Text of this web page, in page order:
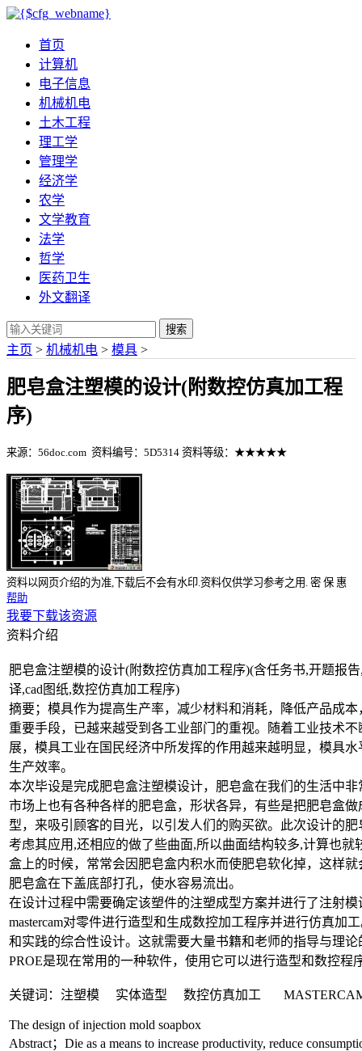
首页
计算机
电子信息
机械机电
土木工程
理工学
管理学
经济学
农学
文学教育
法学
哲学
医药卫生
外文翻译
搜索
主页 > 机械机电 > 模具 >
肥皂盒注塑模的设计(附数控仿真加工程
序)
来源：56doc.com 资料编号：5D5314 资料等级：★★★★★
资料以网页介绍的为准,下载后不会有水印.资料仅供学习参考之用. 密 保 惠
帮助
我要下载该资源
资料介绍
肥皂盒注塑模的设计(附数控仿真加工程序)(含任务书,开题报
译,cad图纸,数控仿真加工程序)
摘要；模具作为提高生产率，减少材料和消耗，降低产品成
重要手段，已越来越受到各工业部门的重视。随着工业技术
展，模具工业在国民经济中所发挥的作用越来越明显，模具
生产效率。
本次毕设是完成肥皂盒注塑模设计，肥皂盒在我们的生活中
市场上也有各种各样的肥皂盒，形状各异，有些是把肥皂盒
型，来吸引顾客的目光，以引发人们的购买欲。此次设计的
考虑其应用,还相应的做了些曲面,所以曲面结构较多,计算也就
盒上的时候，常常会因肥皂盒内积水而使肥皂软化掉，这样
肥皂盒在下盖底部打孔，使水容易流出。
在设计过程中需要确定该塑件的注塑成型方案并进行了注射
mastercam对零件进行造型和生成数控加工程序并进行仿真加
和实践的综合性设计。这就需要大量书籍和老师的指导与理
PROE是现在常用的一种软件，使用它可以进行造型和数控程
关键词：注塑模 实体造型 数控仿真加工
The design of injection mold soapbox
Abstract；Die as a means to increase productivity, reduce